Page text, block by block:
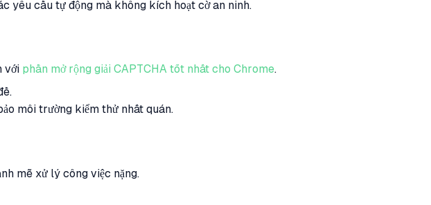
yêu cầu tự động mà không kích hoạt cờ an ninh.
với phần mở rộng giải CAPTCHA tốt nhất cho Chrome.
môi trường kiểm thử nhất quán.
mẽ xử lý công việc nặng.